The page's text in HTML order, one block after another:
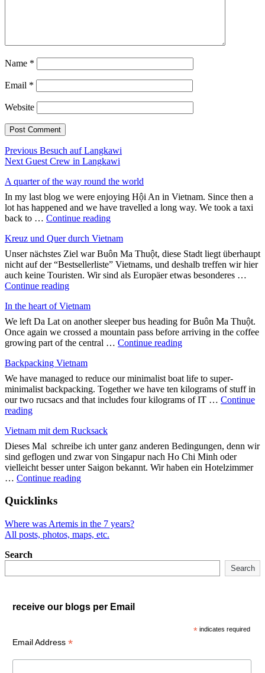
Name *
Email *
Website
Post
navigation
Previous Previous
post:
Besuch auf Langkawi
Next Next
Guest Crew in Langkawi
A quarter of the way round the world
In my last blog we were enjoying Hội An in Vietnam. Since then a
lot has happened and we have travelled a long way. We took a taxi
back to … Continue reading"A
of
the
way
round
the
Kreuz und Quer durch Vietnam
Unser nächstes Ziel war Buôn Ma Thuột, diese Stadt liegt überhaupt
nicht auf der “Bestsellerliste” Vietnams, und deshalb treffen wir hier
auch keine Touristen. Wir sind als Europäer etwas besonderes …
Continue reading"Kreuz
Quer
durch
Vietnam"
In the heart of Vietnam
We left Da Lat on another sleeper bus heading for Buôn Ma Thuột.
Once again we crossed a mountain pass before arriving in the coffee
growing part of the central … Continue reading"In
of
Vietnam"
Backpacking Vietnam
We have managed to reduce our minimalist boat life to super-
minimalist backpacking. Together we have ten kilograms of stuff in
our two rucsacs and that includes four kilograms of IT … Continue
reading"Backpacking
Vietnam mit dem Rucksack
Dieses Mal schreibe ich unter ganz anderen Bedingungen, denn wir
sind geflogen und zwar von Singapur nach Ho Chi Minh oder
vielleicht besser unter Saigon bekannt. Wir haben ein Hotelzimmer
… Continue reading"Vietnam
Quicklinks
Where was Artemis in the 7 years?
All posts, photos, maps, etc.
Search
Search
receive our blogs per Email
* indicates required
Email Address *